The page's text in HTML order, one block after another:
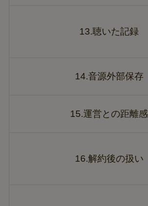
13.聴いた記録
14.音源外部保存
15.運営との距離感
16.解約後の扱い